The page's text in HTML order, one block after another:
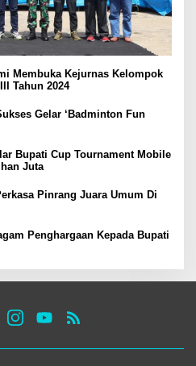
Membuka Kejurnas Kelompok
Tahun 2024
Gelar ‘Badminton Fun
Bupati Cup Tournament Mobile
Juta
Pinrang Juara Umum Di
Penghargaan Kepada Bupati